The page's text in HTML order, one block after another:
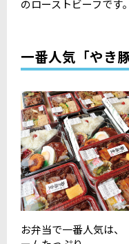
のローストビーフです。
一番人気「やき豚
お弁当で一番人気は、